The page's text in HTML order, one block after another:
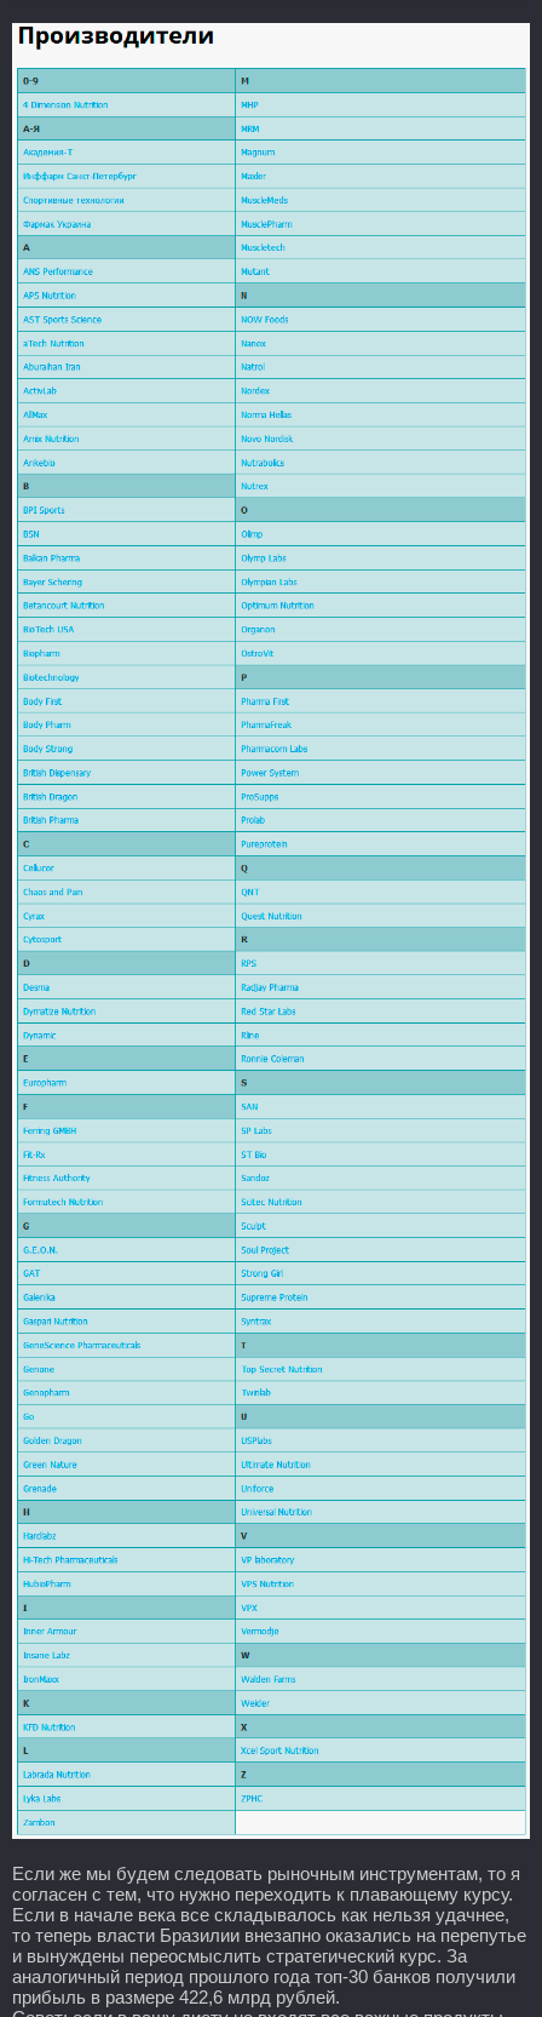
Если же мы будем следовать рыночным инструментам, то я
согласен с тем, что нужно переходить к плавающему курсу.
Если в начале века все складывалось как нельзя удачнее,
то теперь власти Бразилии внезапно оказались на перепутье
и вынуждены переосмыслить стратегический курс. За
аналогичный период прошлого года топ-30 банков получили
прибыль в размере 422,6 млрд рублей.